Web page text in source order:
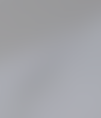
ENTRENAMENT DEL